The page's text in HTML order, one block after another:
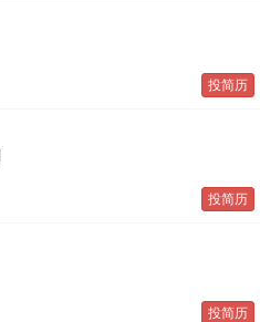
投简历
投简历
投简历